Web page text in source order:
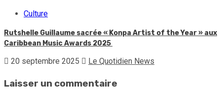
Culture
Rutshelle Guillaume sacrée « Konpa Artist of the Year » aux
Caribbean Music Awards 2025
20 septembre 2025 Le Quotidien News
Laisser un commentaire